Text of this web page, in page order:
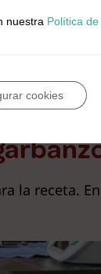
la receta.
nuestra Política de
cookies